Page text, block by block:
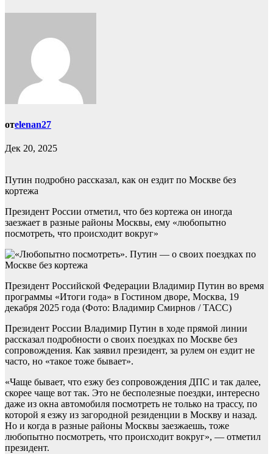
отelenan27
Дек 20, 2025
Путин подробно рассказал, как он ездит по Москве без
кортежа
Президент России отметил, что без кортежа он иногда
заезжает в разные районы Москвы, ему «любопытно
посмотреть, что происходит вокруг»
Президент Российской Федерации Владимир Путин во время
программы «Итоги года» в Гостином дворе, Москва, 19
декабря 2025 года (Фото: Владимир Смирнов / ТАСС)
Президент России Владимир Путин в ходе прямой линии
рассказал подробности о своих поездках по Москве без
сопровождения. Как заявил президент, за рулем он ездит не
часто, но «такое тоже бывает».
«Чаще бывает, что езжу без сопровождения ДПС и так далее,
скорее чаще вот так. Это не бесполезные поездки, интересно
даже из окна автомобиля посмотреть не только на трассу, по
которой я езжу из загородной резиденции в Москву и назад.
Но и когда в разные районы Москвы заезжаешь, тоже
любопытно посмотреть, что происходит вокруг», — отметил
президент.